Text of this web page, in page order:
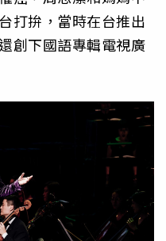
打拚，當時在台推出
創下國語專輯電視廣